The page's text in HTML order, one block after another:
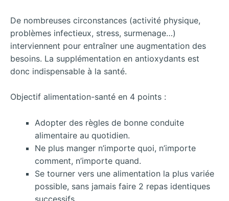
De nombreuses circonstances (activité physique,
problèmes infectieux, stress, surmenage…)
interviennent pour entraîner une augmentation des
besoins. La supplémentation en antioxydants est
donc indispensable à la santé.
Objectif alimentation-santé en 4 points :
Adopter des règles de bonne conduite
alimentaire au quotidien.
Ne plus manger n’importe quoi, n’importe
comment, n’importe quand.
Se tourner vers une alimentation la plus variée
possible, sans jamais faire 2 repas identiques
successifs.